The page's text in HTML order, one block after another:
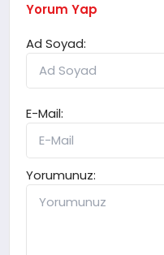
Yorum Yap
Ad Soyad:
E-Mail:
Yorumunuz: